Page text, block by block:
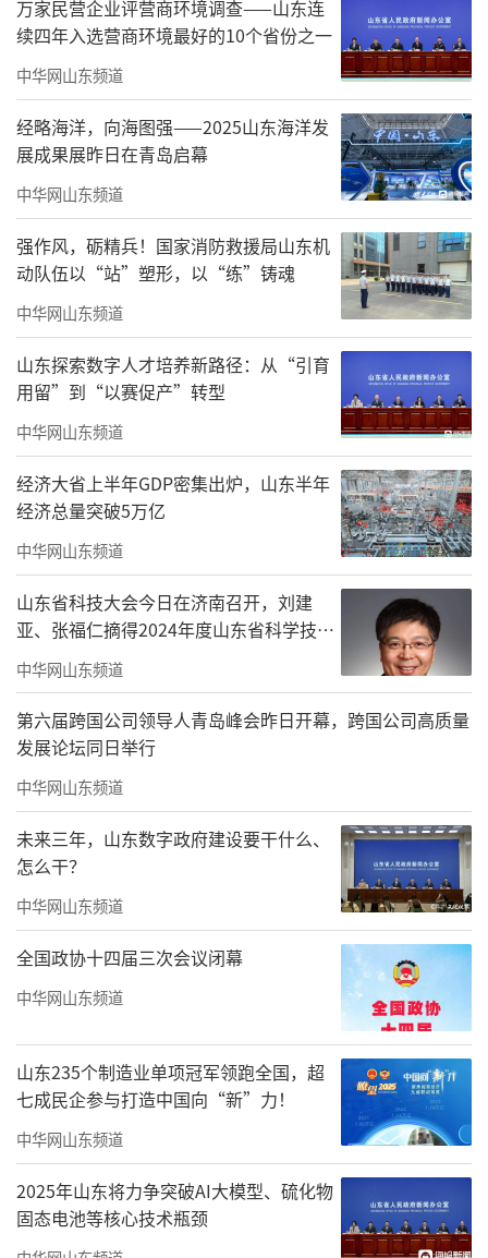
济南市首批“新优学校”
万家民营企业评营商环境调查——山东连
续四年入选营商环境最好的10个省份之一
中华网山东频道
经略海洋，向海图强——2025山东海洋发
展成果展昨日在青岛启幕
中华网山东频道
强作风，砺精兵！国家消防救援局山东机
动队伍以“站”塑形，以“练”铸魂
中华网山东频道
山东探索数字人才培养新路径：从“引育
用留”到“以赛促产”转型
中华网山东频道
经济大省上半年GDP密集出炉，山东半年
经济总量突破5万亿
中华网山东频道
山东省科技大会今日在济南召开，刘建
亚、张福仁摘得2024年度山东省科学技术
奖最高奖！
中华网山东频道
第六届跨国公司领导人青岛峰会昨日开幕，跨国公司高质量
发展论坛同日举行
中华网山东频道
未来三年，山东数字政府建设要干什么、
怎么干？
中华网山东频道
全国政协十四届三次会议闭幕
中华网山东频道
山东235个制造业单项冠军领跑全国，超
七成民企参与打造中国向“新”力！
中华网山东频道
2025年山东将力争突破AI大模型、硫化物
固态电池等核心技术瓶颈